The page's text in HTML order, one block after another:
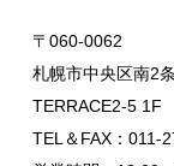
〒060-0062
札幌市中央区南2
TERRACE2-5 1F
TEL＆FAX：011-